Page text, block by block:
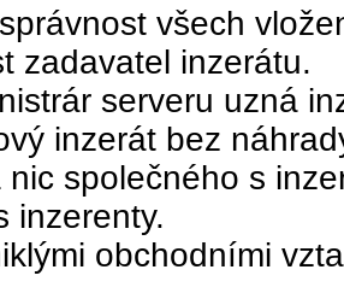
všech
zadavatel inzerátu.
serveru uzná
inzerát bez
nic společného s
inzerenty.
obchodními